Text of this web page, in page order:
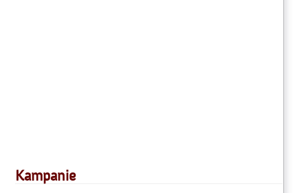
Kampanie